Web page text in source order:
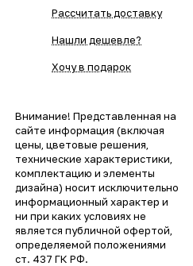
Рассчитать доставку
Нашли дешевле?
Хочу в подарок
Внимание! Представленная на
сайте информация (включая
цены, цветовые решения,
технические характеристики,
комплектацию и элементы
дизайна) носит исключительно
информационный характер и
ни при каких условиях не
является публичной офертой,
определяемой положениями
ст. 437 ГК РФ.